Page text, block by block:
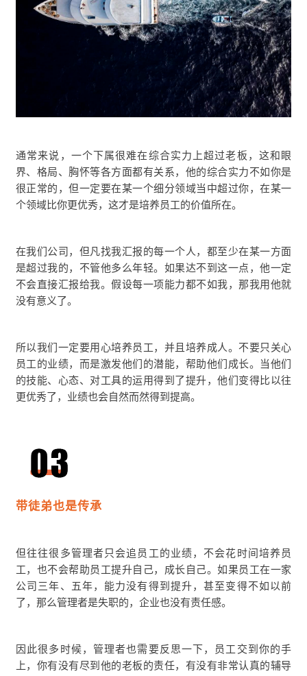
通常来说，一个下属很难在综合实力上超过老板，这和眼
界、格局、胸怀等各方面都有关系，他的综合实力不如你是
很正常的，但一定要在某一个细分领域当中超过你，在某一
个领域比你更优秀， 这才是培养员工的价值所在。
在我们公司，但凡找我汇报的每一个人，都至少在某一方面
是超过我的，不管他多么年轻。如果达不到这一点，他一定
不会直接汇报给我。假设每一项能力都不如我，那我用他就
没有意义了。
所以我们一定要用心培养员工，并且培养成人。不要只关心
员工的业绩，而是激发他们的潜能，帮助他们成长。当他们
的技能、心态、对工具的运用得到了提升，他们变得比以往
更优秀了，业绩也会自然而然得到提高。
带徒弟也是传承
但往往很多管理者只会追员工的业绩，不会花时间培养员
工，也不会帮助员工提升自己，成长自己。如果员工在一家
公司三年、五年，能力没有得到提升，甚至变得不如以前
了，那么管理者是失职的，企业也没有责任感。
因此很多时候，管理者也需要反思一下，员工交到你的手
上，你有没有尽到他的老板的责任，有没有非常认真的辅导